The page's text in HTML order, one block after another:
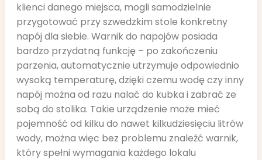
klienci danego miejsca, mogli samodzielnie
przygotować przy szwedzkim stole konkretny
napój dla siebie. Warnik do napojów posiada
bardzo przydatną funkcję – po zakończeniu
parzenia, automatycznie utrzymuje odpowiednio
wysoką temperaturę, dzięki czemu wodę czy inny
napój można od razu nalać do kubka i zabrać ze
sobą do stolika. Takie urządzenie może mieć
pojemność od kilku do nawet kilkudziesięciu litrów
wody, można więc bez problemu znaleźć warnik,
który spełni wymagania każdego lokalu